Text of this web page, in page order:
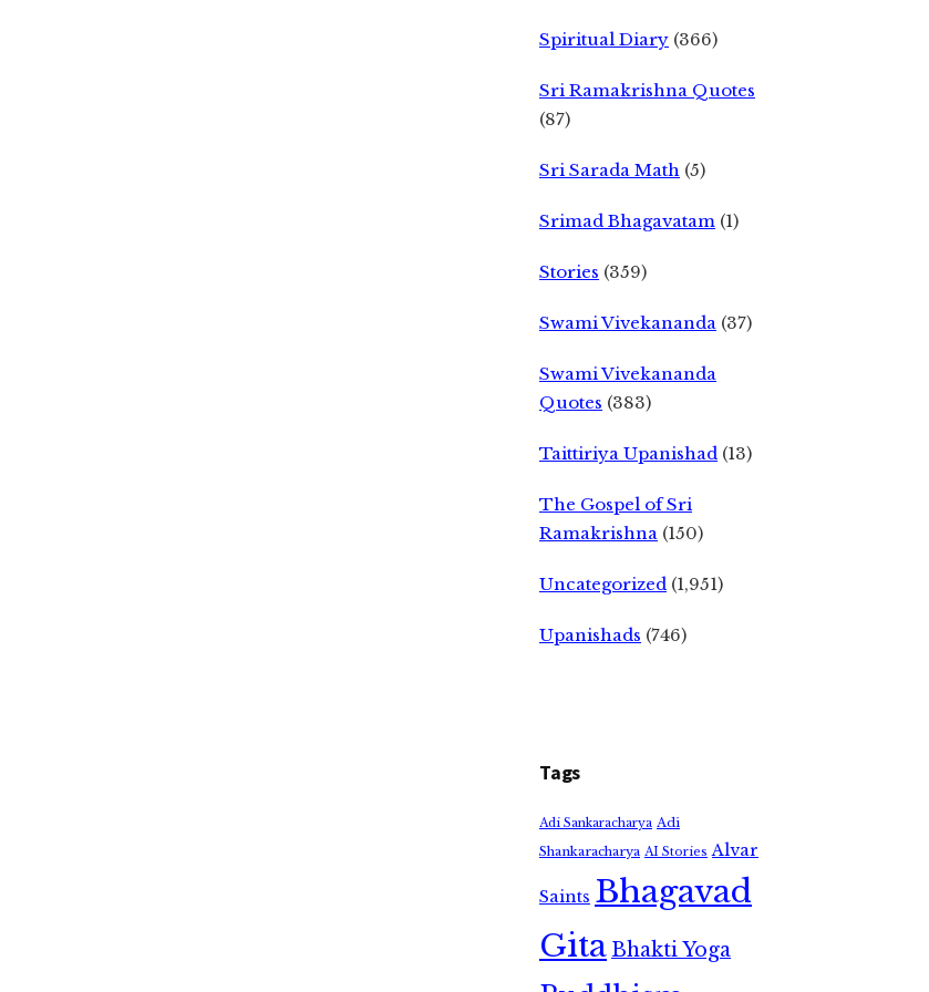
Spiritual Diary (366)
Sri Ramakrishna Quotes
(87)
Sri Sarada Math (5)
Srimad Bhagavatam (1)
Stories (359)
Swami Vivekananda (37)
Swami Vivekananda
Quotes (383)
Taittiriya Upanishad (13)
The Gospel of Sri
Ramakrishna (150)
Uncategorized (1,951)
Upanishads (746)
Tags
Adi Sankaracharya Adi
Shankaracharya AI Stories Alvar
Saints Bhagavad
GitaBhakti Yoga